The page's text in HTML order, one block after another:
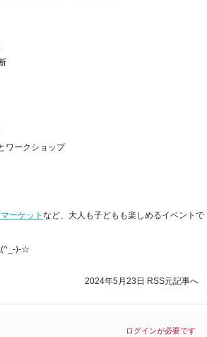
ワークショップ
ーケット など、大人も子どもも楽しめるイベントで
(^_-)-☆
2024年5月23日 RSS元記事へ
ログインが必要です